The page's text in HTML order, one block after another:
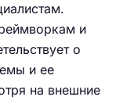
и
о
и ее
на внешние